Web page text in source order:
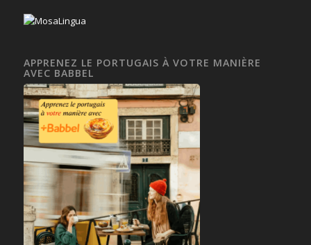
APPRENEZ LE PORTUGAIS À VOTRE MANIÈRE
AVEC BABBEL